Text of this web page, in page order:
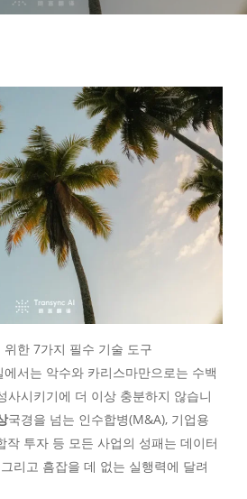
한 7가지 필수 기술 도구
서는 악수와 카리스마만으로는 수백
사시키기에 더 이상 충분하지 않습니
국경을 넘는 인수합병(M&A), 기업용
작 투자 등 모든 사업의 성패는 데이터
리고 흠잡을 데 없는 실행력에 달려